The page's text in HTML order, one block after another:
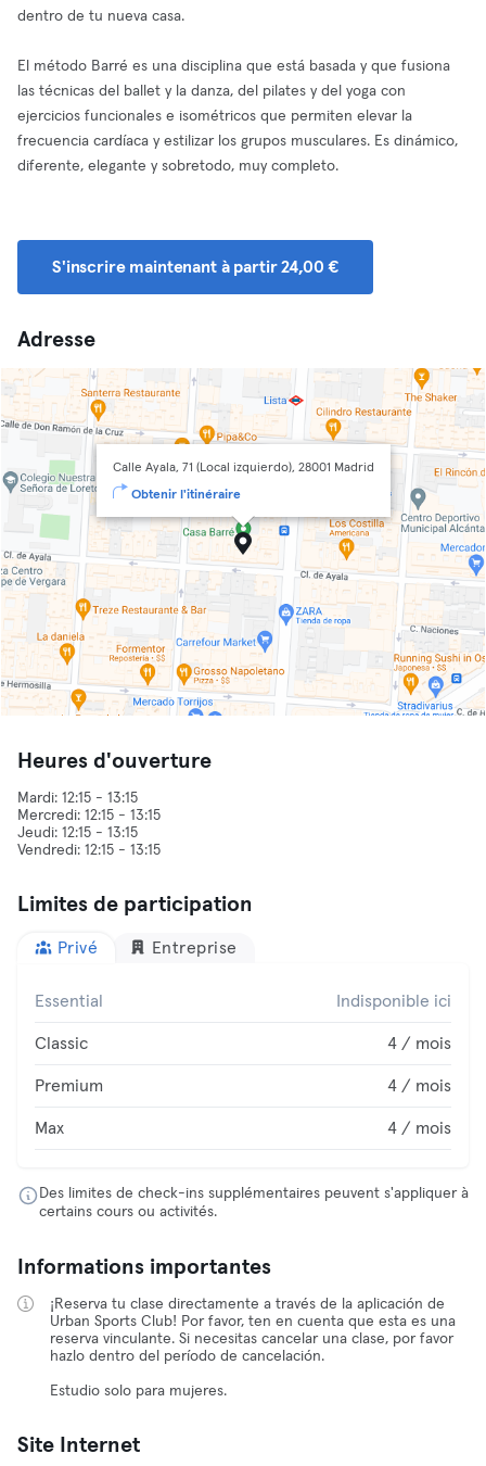
dentro de tu nueva casa.
El método Barré es una disciplina que está basada y que fusiona
las técnicas del ballet y la danza, del pilates y del yoga con
ejercicios funcionales e isométricos que permiten elevar la
frecuencia cardíaca y estilizar los grupos musculares. Es dinámico,
diferente, elegante y sobretodo, muy completo.
S'inscrire maintenant à partir 24,00 €
Adresse
Calle Ayala, 71 (Local izquierdo), 28001 Madrid
Obtenir l'itinéraire
Heures d'ouverture
Mardi: 12:15 - 13:15
Mercredi: 12:15 - 13:15
Jeudi: 12:15 - 13:15
Limites de participation
Privé Entreprise
Essential Indisponible ici
Classic 4 / mois
Premium 4 / mois
Max 4 / mois
Des limites de check-ins supplémentaires peuvent s'appliquer à
certains cours ou activités.
Informations importantes
¡Reserva tu clase directamente a través de la aplicación de
Urban Sports Club! Por favor, ten en cuenta que esta es una
reserva vinculante. Si necesitas cancelar una clase, por favor
hazlo dentro del período de cancelación.
Estudio solo para mujeres.
Site Internet